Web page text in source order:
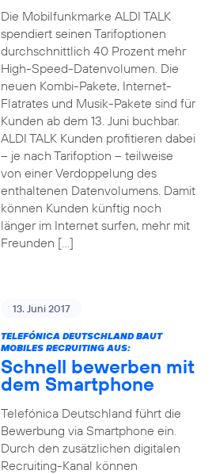
Die Mobilfunkmarke ALDI TALK
spendiert seinen Tarifoptionen
durchschnittlich 40 Prozent mehr
High-Speed-Datenvolumen. Die
neuen Kombi-Pakete, Internet-
Flatrates und Musik-Pakete sind für
Kunden ab dem 13. Juni buchbar.
ALDI TALK Kunden profitieren dabei
– je nach Tarifoption – teilweise
von einer Verdoppelung des
enthaltenen Datenvolumens. Damit
können Kunden künftig noch
länger im Internet surfen, mehr mit
Freunden […]
13. Juni 2017
TELEFÓNICA DEUTSCHLAND BAUT
MOBILES RECRUITING AUS:
Schnell bewerben mit
dem Smartphone
Telefónica Deutschland führt die
Bewerbung via Smartphone ein.
Durch den zusätzlichen digitalen
Recruiting-Kanal können